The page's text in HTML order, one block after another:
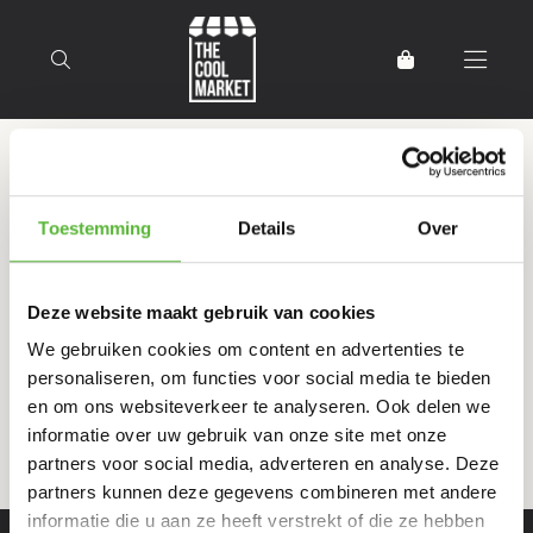
Toestemming Details Over
Deze website maakt gebruik van cookies
We gebruiken cookies om content en advertenties te
personaliseren, om functies voor social media te bieden
en om ons websiteverkeer te analyseren. Ook delen we
informatie over uw gebruik van onze site met onze
partners voor social media, adverteren en analyse. Deze
partners kunnen deze gegevens combineren met andere
informatie die u aan ze heeft verstrekt of die ze hebben
Producten getagd met
Nederlandse koe
Filter Sorteer